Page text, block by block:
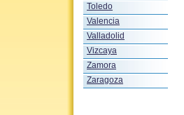
Toledo
Valencia
Valladolid
Vizcaya
Zamora
Zaragoza